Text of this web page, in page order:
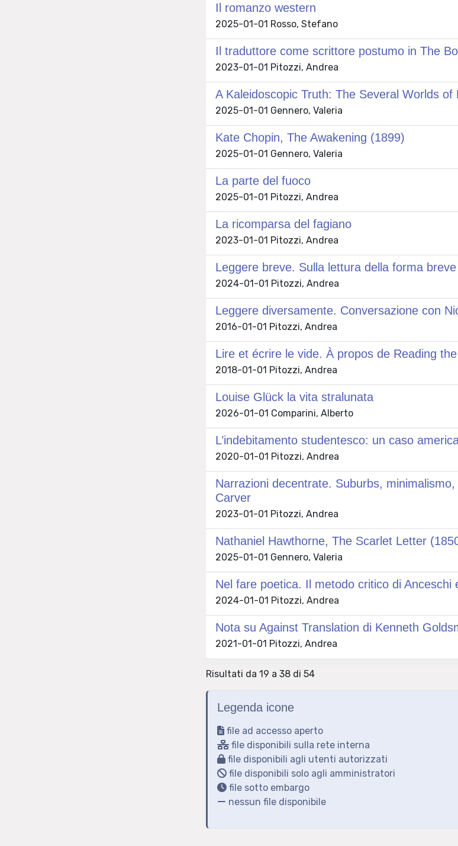
Il romanzo western
2025-01-01 Rosso, Stefano
Il traduttore come scrittore postumo in The
2023-01-01 Pitozzi, Andrea
A Kaleidoscopic Truth: The Several Worlds of
2025-01-01 Gennero, Valeria
Kate Chopin, The Awakening (1899)
2025-01-01 Gennero, Valeria
La parte del fuoco
2025-01-01 Pitozzi, Andrea
La ricomparsa del fagiano
2023-01-01 Pitozzi, Andrea
Leggere breve. Sulla lettura della forma
2024-01-01 Pitozzi, Andrea
Leggere diversamente. Conversazione con
2016-01-01 Pitozzi, Andrea
Lire et écrire le vide. À propos de Reading
2018-01-01 Pitozzi, Andrea
Louise Glück la vita stralunata
2026-01-01 Comparini, Alberto
L’indebitamento studentesco: un caso
2020-01-01 Pitozzi, Andrea
Narrazioni decentrate. Suburbs,
Carver
2023-01-01 Pitozzi, Andrea
Nathaniel Hawthorne, The Scarlet Letter
2025-01-01 Gennero, Valeria
Nel fare poetica. Il metodo critico di Anceschi
2024-01-01 Pitozzi, Andrea
Nota su Against Translation di Kenneth
2021-01-01 Pitozzi, Andrea
Risultati da 19 a 38 di 54
Legenda icone
file ad accesso aperto
file disponibili sulla rete interna
file disponibili agli utenti autorizzati
file disponibili solo agli amministratori
file sotto embargo
nessun file disponibile